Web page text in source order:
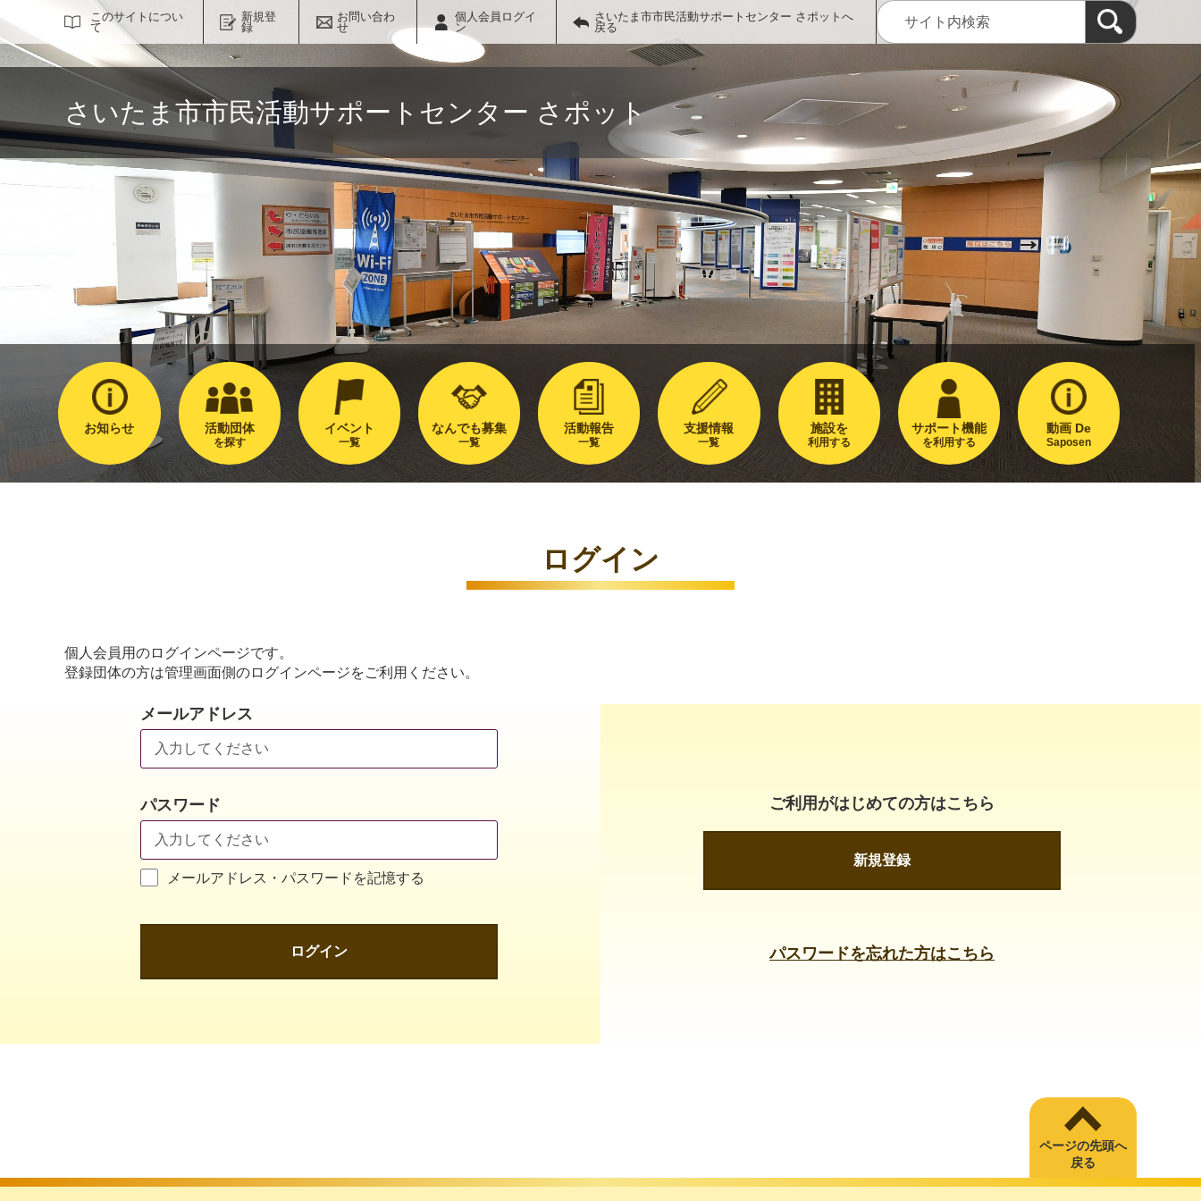
このサイトについ
て
新規登
録
お問い合わ
せ
個人会員ログイ
ン
さいたま市市民活動サポートセンター さポットへ
戻る
さいたま市市民活動サポートセンター さポット
お知らせ 活動団体
を探す
イベント
一覧
なんでも募集
一覧
活動報告
一覧
支援情報
一覧
施設を
利用する
サポート機能
を利用する
動画 De
Saposen
ログイン
個人会員用のログインページです。
登録団体の方は管理画面側のログインページをご利用ください。
メールアドレス
パスワード
メールアドレス・パスワードを記憶する
ログイン
ご利用がはじめての方はこちら
新規登録
パスワードを忘れた方はこちら
ページの先頭へ
戻る